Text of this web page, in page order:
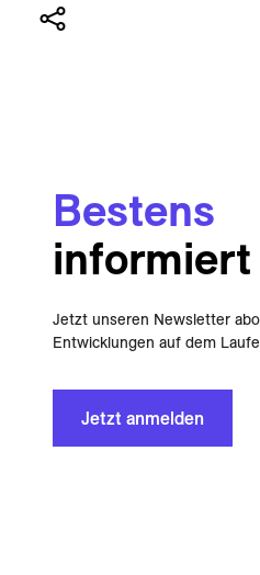
Bestens
informiert
Jetzt unseren Newsletter
Entwicklungen auf dem
Jetzt anmelden